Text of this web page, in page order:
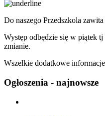
Do naszego Przedszkola
Występ odbędzie się w piątek
zmianie.
Wszelkie dodatkowe
Ogłoszenia - najnowsze